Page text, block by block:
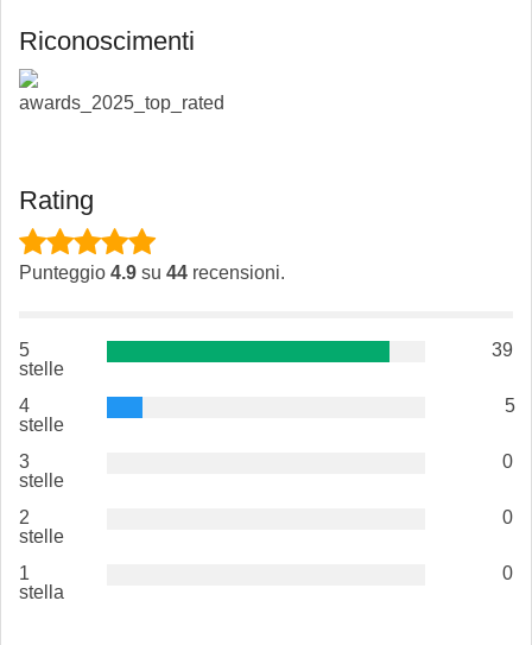
Riconoscimenti
Rating
Punteggio 4.9 su 44 recensioni.
5
stelle
39
4
stelle
5
3
stelle
0
2
stelle
0
1
stella
0